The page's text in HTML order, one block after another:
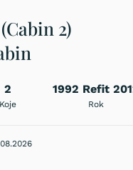
2)
2
Koje
1992 Refit
Rok